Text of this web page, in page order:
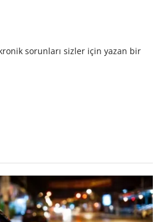
sorunları sizler için yazan bir